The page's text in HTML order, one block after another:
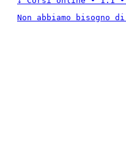
Non abbiamo